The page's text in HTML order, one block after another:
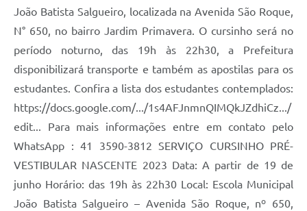
João Batista Salgueiro, localizada na Avenida São Roque,
N° 650, no bairro Jardim Primavera. O cursinho será no
período noturno, das 19h às 22h30, a Prefeitura
disponibilizará transporte e também as apostilas para os
estudantes. Confira a lista dos estudantes contemplados:
https://docs.google.com/.../1s4AFJnmnQIMQkJZdhiCz.../
edit... Para mais informações entre em contato pelo
WhatsApp : 41 3590-3812 SERVIÇO CURSINHO PRÉ-
VESTIBULAR NASCENTE 2023 Data: A partir de 19 de
junho Horário: das 19h às 22h30 Local: Escola Municipal
João Batista Salgueiro – Avenida São Roque, nº 650,